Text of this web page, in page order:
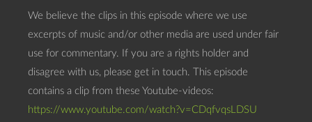
We believe the clips in this episode where we use
excerpts of music and/or other media are used under fair
use for commentary. If you are a rights holder and
disagree with us, please get in touch. This episode
contains a clip from these Youtube-videos:
https://www.youtube.com/watch?v=CDqfvqsLDSU